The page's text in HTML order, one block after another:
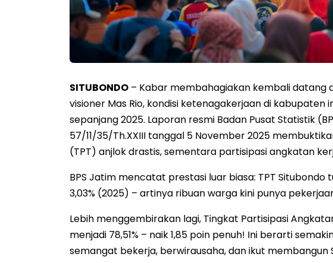
SITUBONDO – Kabar membahagiakan kembali datang
visioner Mas Rio, kondisi ketenagakerjaan di kabupaten
sepanjang 2025. Laporan resmi Badan Pusat Statistik
57/11/35/Th.XXIII tanggal 5 November 2025
(TPT) anjlok drastis, sementara partisipasi angkatan
BPS Jatim mencatat prestasi luar biasa: TPT Situbondo
3,03% (2025) – artinya ribuan warga kini punya
Lebih menggembirakan lagi, Tingkat Partisipasi
menjadi 78,51% – naik 1,85 poin penuh! Ini berarti
semangat bekerja, berwirausaha, dan ikut membangun